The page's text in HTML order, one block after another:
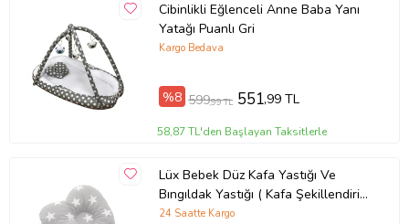
Cibinlikli Eğlenceli Anne Baba Yanı
Yatağı Puanlı Gri
Kargo Bedava
%8 599,99 TL 551,99 TL
58,87 TL'den Başlayan Taksitlerle
Lüx Bebek Düz Kafa Yastığı Ve
Bıngıldak Yastığı ( Kafa Şekillendirici
)yzr01
24 Saatte Kargo